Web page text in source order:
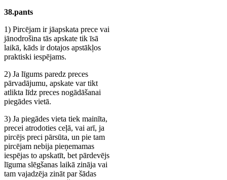
38.pants
1) Pircējam ir jāapskata prece vai
jānodrošina tās apskate tik īsā
laikā, kāds ir dotajos apstākļos
praktiski iespējams.
2) Ja līgums paredz preces
pārvadājumu, apskate var tikt
atlikta līdz preces nogādāšanai
piegādes vietā.
3) Ja piegādes vieta tiek mainīta,
precei atrodoties ceļā, vai arī, ja
pircējs preci pārsūta, un pie tam
pircējam nebija pieņemamas
iespējas to apskatīt, bet pārdevējs
līguma slēgšanas laikā zināja vai
tam vajadzēja zināt par šādas